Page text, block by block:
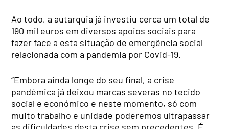
Ao todo, a autarquia já investiu cerca um total de
190 mil euros em diversos apoios sociais para
fazer face a esta situação de emergência social
relacionada com a pandemia por Covid-19.
“Embora ainda longe do seu final, a crise
pandémica já deixou marcas severas no tecido
social e económico e neste momento, só com
muito trabalho e unidade poderemos ultrapassar